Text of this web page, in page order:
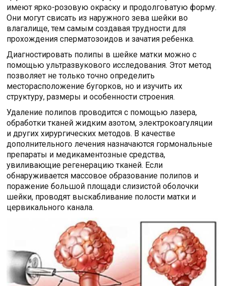
имеют ярко-розовую окраску и продолговатую форму.
Они могут свисать из наружного зева шейки во
влагалище, тем самым создавая трудности для
прохождения сперматозоидов и зачатия ребенка.
Диагностировать полипы в шейке матки можно с
помощью ультразвукового исследования. Этот метод
позволяет не только точно определить
месторасположение бугорков, но и изучить их
структуру, размеры и особенности строения.
Удаление полипов проводится с помощью лазера,
обработки тканей жидким азотом, электрокоагуляции
и других хирургических методов. В качестве
дополнительного лечения назначаются гормональные
препараты и медикаментозные средства,
увиливающие регенерацию тканей. Если
обнаруживается массовое образование полипов и
поражение большой площади слизистой оболочки
шейки, проводят выскабливание полости матки и
цервикального канала.